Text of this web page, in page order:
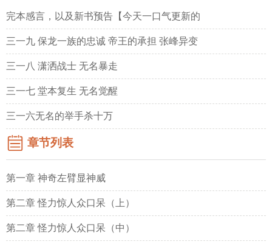
完本感言，以及新书预告【今天一口气更新的
三一九 保龙一族的忠诚 帝王的承担 张峰异变
三一八 潇洒战士 无名暴走
三一七 堂本复生 无名觉醒
三一六无名的举手杀十万
章节列表
第一章 神奇左臂显神威
第二章 怪力惊人众口呆（上）
第二章 怪力惊人众口呆（中）